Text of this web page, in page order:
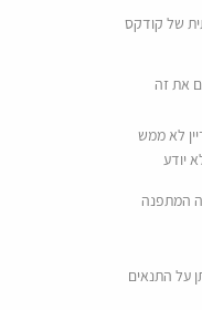
של קודקס
את זה
לא ממש
יודע
המתפנה
על התנאים